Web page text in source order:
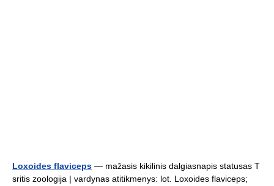
Loxoides flaviceps — mažasis kikilinis dalgiasnapis statusas T
sritis zoologija | vardynas atitikmenys: lot. Loxoides flaviceps;